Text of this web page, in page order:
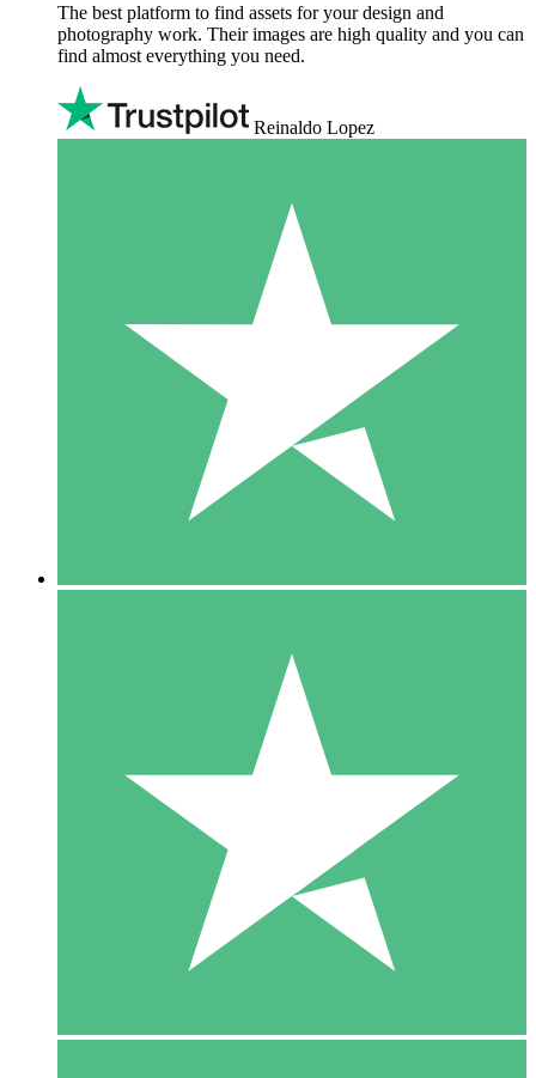
The best platform to find assets for your design and
photography work. Their images are high quality and you can
find almost everything you need.
Reinaldo Lopez